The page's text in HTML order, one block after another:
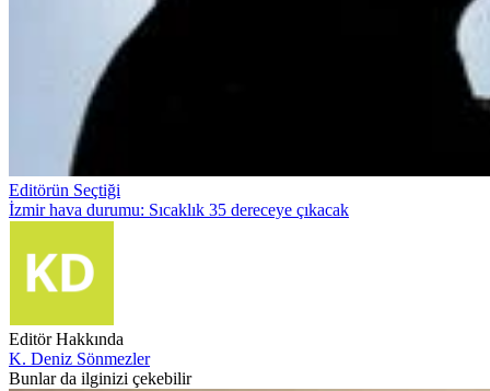
Editörün Seçtiği
İzmir hava durumu: Sıcaklık 35 dereceye çıkacak
Editör Hakkında
K. Deniz Sönmezler
Bunlar da ilginizi çekebilir